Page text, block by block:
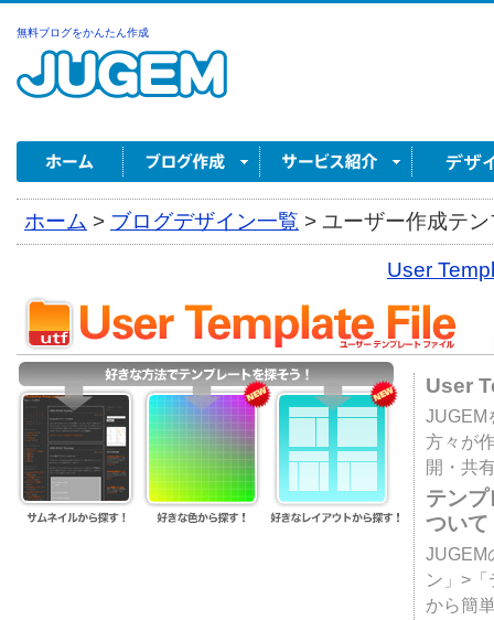
無料ブログをかんたん作成
ホーム > ブログデザイン一覧 > ユーザー作成テ
User
User
JUGEM
方々が
開・共
テン
ついて
JUGEM
ン」>
から簡